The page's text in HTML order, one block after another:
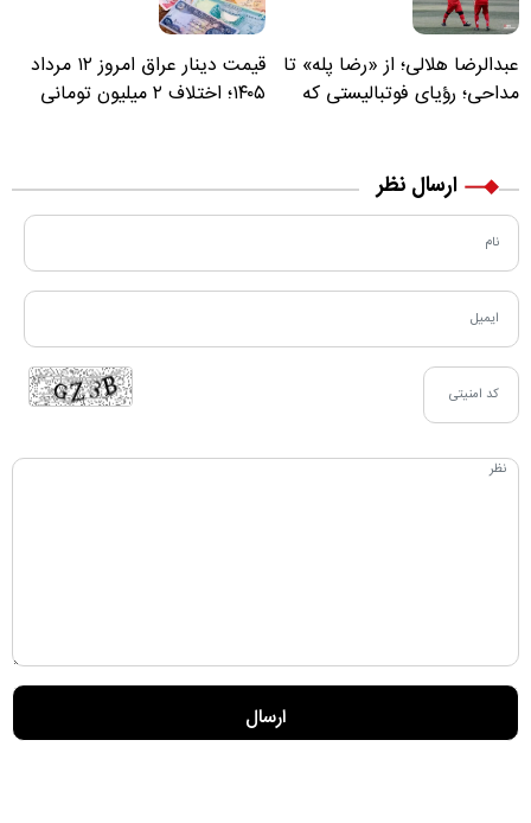
عبدالرضا هلالی؛ از «رضا پله» تا
مداحی؛ رؤیای فوتبالیستی که
قیمت دینار عراق امروز ۱۲ مرداد
۱۴۰۵؛ اختلاف ۲ میلیون تومانی
ارسال نظر